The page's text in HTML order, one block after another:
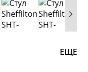
ЕЩЕ